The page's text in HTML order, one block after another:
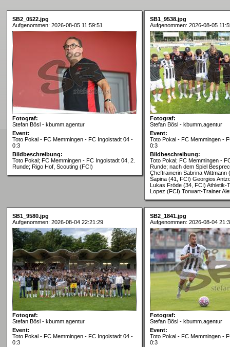
SB2_0522.jpg
Aufgenommen: 2026-08-05 11:59:51
Fotograf:
Stefan Bösl - kbumm.agentur
Event:
Toto Pokal - FC Memmingen - FC Ingolstadt 04 -
0:3
Bildbeschreibung:
Toto Pokal; FC Memmingen - FC Ingolstadt 04, 2.
Runde; Rigo Hof, Scouting (FCI)
SB1_9538.jpg
Aufgenommen: 2026-08-05
Fotograf:
Stefan Bösl - kbumm.agentur
Event:
Toto Pokal - FC Memmingen -
0:3
Bildbeschreibung:
Toto Pokal; FC Memmingen -
Runde; nach dem Spiel
Cheftrainerin Sabrina Wittmann
Šapina (41, FCI) Georgios
Lukas Fröde (34, FCI) Athletik-
Lopez (FCI) Torwart-Trainer
SB1_9580.jpg
Aufgenommen: 2026-08-04 22:21:29
Fotograf:
Stefan Bösl - kbumm.agentur
Event:
Toto Pokal - FC Memmingen - FC Ingolstadt 04 -
0:3
SB2_1841.jpg
Aufgenommen: 2026-08-04
Fotograf:
Stefan Bösl - kbumm.agentur
Event:
Toto Pokal - FC Memmingen -
0:3